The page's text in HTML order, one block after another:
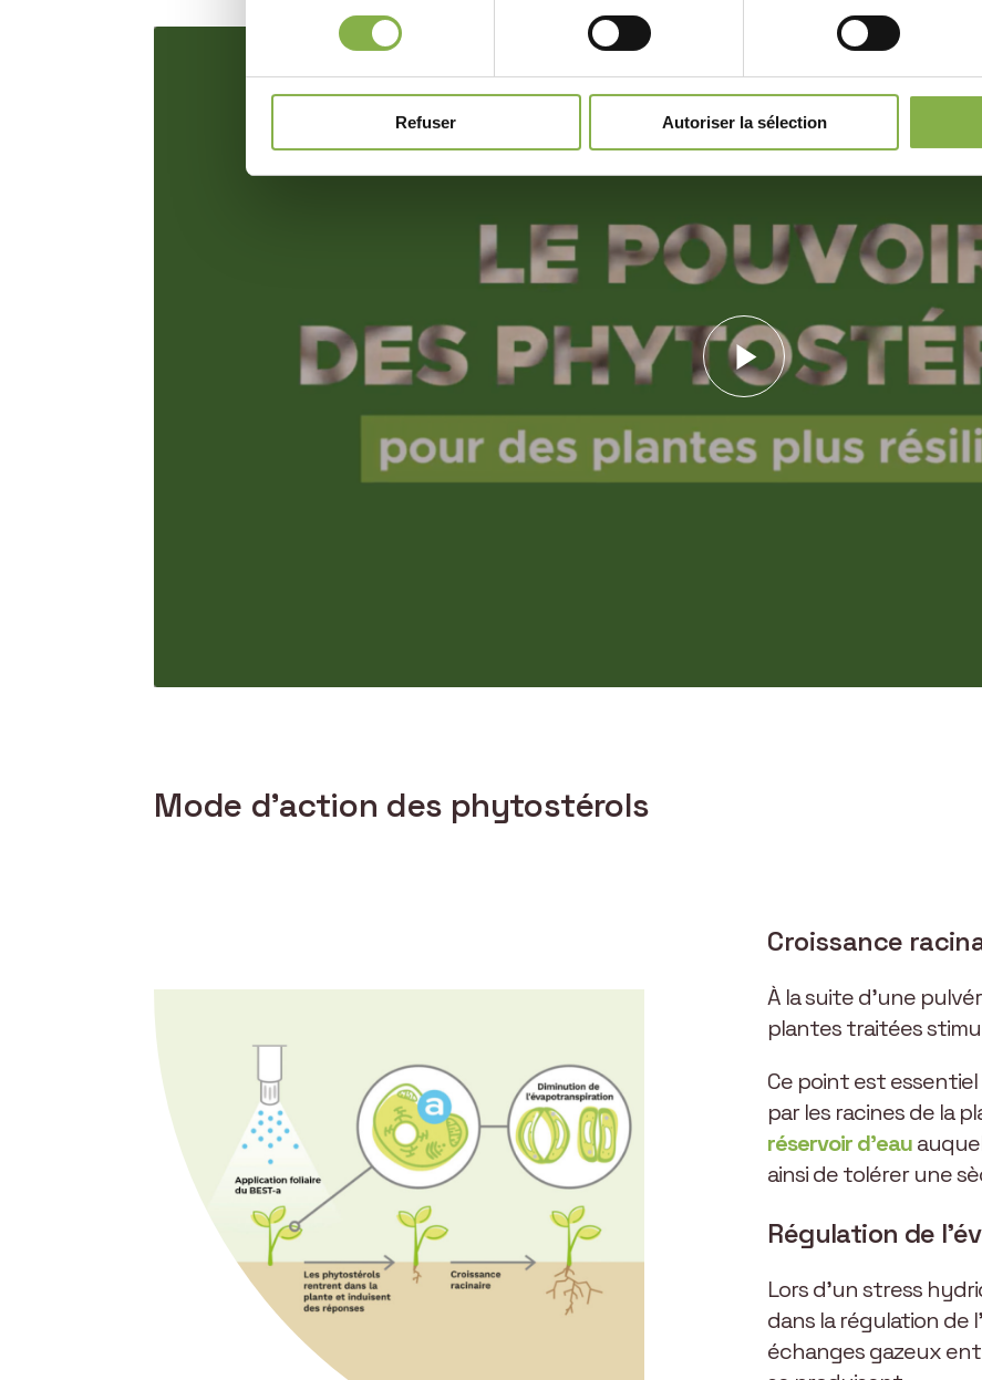
consentement
Refuser Autoriser la sélection
Mode d’action des phytostérols
Croissance
À la suite d’une
plantes traitées
Ce point est
par les racines de la
réservoir d’eau
ainsi de tolérer une
Régulation de
Lors d’un stress
dans la régulation de
échanges gazeux